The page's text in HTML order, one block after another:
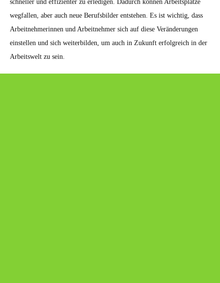
schneller und effizienter zu erledigen. Dadurch können Arbeitsplätze
wegfallen, aber auch neue Berufsbilder entstehen. Es ist wichtig, dass
Arbeitnehmerinnen und Arbeitnehmer sich auf diese Veränderungen
einstellen und sich weiterbilden, um auch in Zukunft erfolgreich in der
Arbeitswelt zu sein.